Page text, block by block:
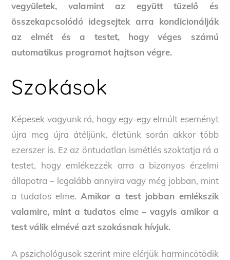
vegyületek, valamint az együtt tüzelő és
összekapcsolódó idegsejtek arra kondicionálják
az elmét és a testet, hogy véges számú
automatikus programot hajtson végre.
Szokások
Képesek vagyunk rá, hogy egy-egy elmúlt eseményt
újra meg újra átéljünk, életünk során akkor több
ezerszer is. Ez az öntudatlan ismétlés szoktatja rá a
testet, hogy emlékezzék arra a bizonyos érzelmi
állapotra – legalább annyira vagy még jobban, mint
a tudatos elme.Amikor a test jobban emlékszik
valamire, mint a tudatos elme – vagyis amikor a
test válik elmévé azt szokásnak hívjuk.
A pszichológusok szerint mire elérjük harmincötödik